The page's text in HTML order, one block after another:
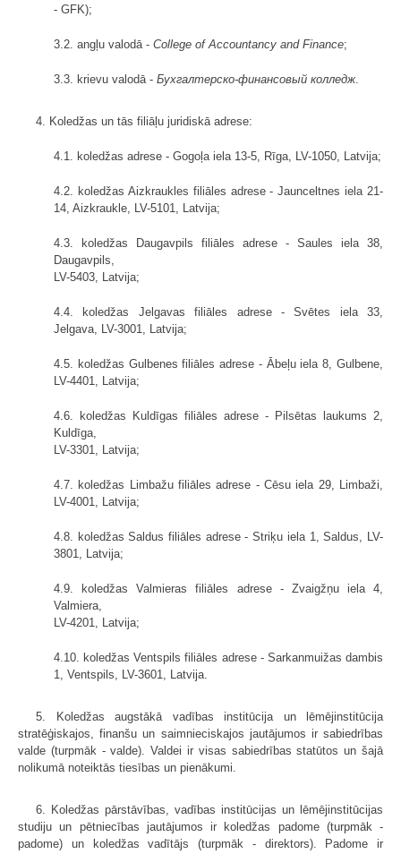
- GFK);
3.2. angļu valodā - College of Accountancy and Finance;
3.3. krievu valodā - Бухгалтерско-финансовый колледж
4. Koledžas un tās filiāļu juridiskā adrese:
4.1. koledžas adrese - Gogoļa iela 13-5, Rīga, LV-1050, Latvija;
4.2. koledžas Aizkraukles filiāles adrese - Jaunceltnes iela 21-
14, Aizkraukle, LV-5101, Latvija;
4.3. koledžas Daugavpils filiāles adrese - Saules iela 38,
Daugavpils,
LV-5403, Latvija;
4.4. koledžas Jelgavas filiāles adrese - Svētes iela 33,
Jelgava, LV-3001, Latvija;
4.5. koledžas Gulbenes filiāles adrese - Ābeļu iela 8, Gulbene,
LV-4401, Latvija;
4.6. koledžas Kuldīgas filiāles adrese - Pilsētas laukums 2,
Kuldīga,
LV-3301, Latvija;
4.7. koledžas Limbažu filiāles adrese - Cēsu iela 29, Limbaži,
LV-4001, Latvija;
4.8. koledžas Saldus filiāles adrese - Striķu iela 1, Saldus, LV-
3801, Latvija;
4.9. koledžas Valmieras filiāles adrese - Zvaigžņu iela 4,
Valmiera,
LV-4201, Latvija;
4.10. koledžas Ventspils filiāles adrese - Sarkanmuižas dambis
1, Ventspils, LV-3601, Latvija.
5. Koledžas augstākā vadības institūcija un lēmējinstitūcija
stratēģiskajos, finanšu un saimnieciskajos jautājumos ir sabiedrības
valde (turpmāk - valde). Valdei ir visas sabiedrības statūtos un šajā
nolikumā noteiktās tiesības un pienākumi.
6. Koledžas pārstāvības, vadības institūcijas un lēmējinstitūcijas
studiju un pētniecības jautājumos ir koledžas padome (turpmāk -
padome) un koledžas vadītājs (turpmāk - direktors). Padome ir